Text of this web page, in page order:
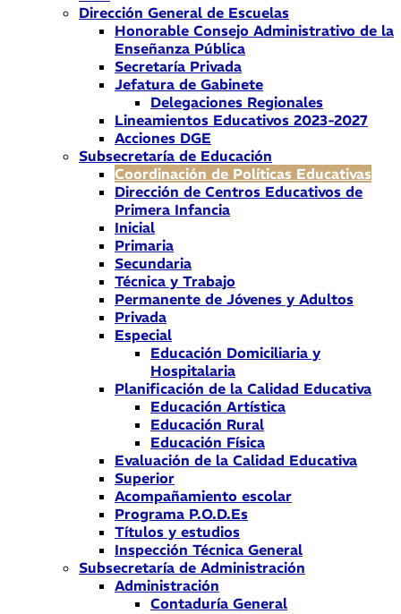
Dirección General de Escuelas
Honorable Consejo Administrativo de la
Enseñanza Pública
Secretaría Privada
Jefatura de Gabinete
Delegaciones Regionales
Lineamientos Educativos 2023-2027
Acciones DGE
Subsecretaría de Educación
Coordinación de Políticas Educativas
Dirección de Centros Educativos de
Primera Infancia
Inicial
Primaria
Secundaria
Técnica y Trabajo
Permanente de Jóvenes y Adultos
Privada
Especial
Educación Domiciliaria y
Hospitalaria
Planificación de la Calidad Educativa
Educación Artística
Educación Rural
Educación Física
Evaluación de la Calidad Educativa
Superior
Acompañamiento escolar
Programa P.O.D.Es
Títulos y estudios
Inspección Técnica General
Subsecretaría de Administración
Administración
Contaduría General